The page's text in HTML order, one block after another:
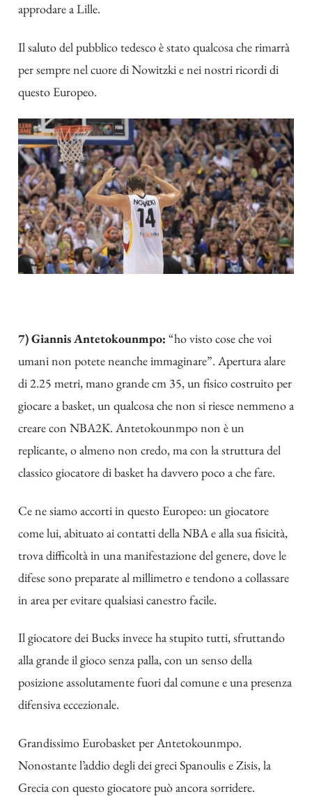
approdare a Lille.
Il saluto del pubblico tedesco è stato qualcosa che rimarrà
per sempre nel cuore di Nowitzki e nei nostri ricordi di
questo Europeo.
7) Giannis Antetokounmpo: “ho visto cose che voi
umani non potete neanche immaginare”. Apertura alare
di 2.25 metri, mano grande cm 35, un fisico costruito per
giocare a basket, un qualcosa che non si riesce nemmeno a
creare con NBA2K. Antetokounmpo non è un
replicante, o almeno non credo, ma con la struttura del
classico giocatore di basket ha davvero poco a che fare.
Ce ne siamo accorti in questo Europeo: un giocatore
come lui, abituato ai contatti della NBA e alla sua fisicità,
trova difficoltà in una manifestazione del genere, dove le
difese sono preparate al millimetro e tendono a collassare
in area per evitare qualsiasi canestro facile.
Il giocatore dei Bucks invece ha stupito tutti, sfruttando
alla grande il gioco senza palla, con un senso della
posizione assolutamente fuori dal comune e una presenza
difensiva eccezionale.
Grandissimo Eurobasket per Antetokounmpo.
Nonostante l’addio degli dei greci Spanoulis e Zisis, la
Grecia con questo giocatore può ancora sorridere.